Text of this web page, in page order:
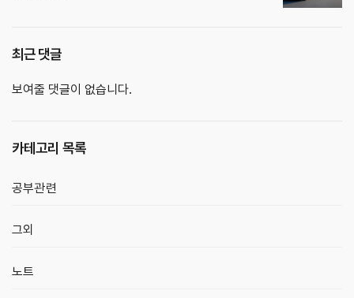
최근 댓글
보여줄 댓글이 없습니다.
카테고리 목록
공부관련
그외
노트